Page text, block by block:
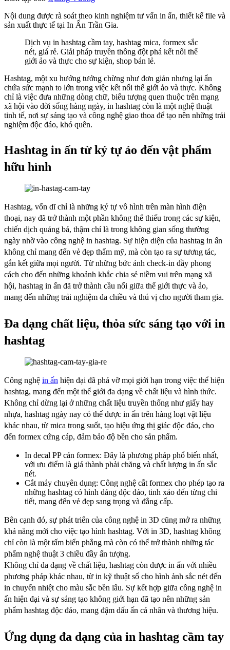
Nội dung được rà soát theo kinh nghiệm tư vấn in ấn, thiết kế file và
sản xuất thực tế tại In Ấn Trần Gia.
Dịch vụ in hashtag cầm tay, hashtag mica, formex sắc
nét, giá rẻ. Giải pháp truyền thông đột phá kết nối thế
giới ảo và thực cho sự kiện, shop bán lẻ.
Hashtag, một xu hướng tưởng chừng như đơn giản nhưng lại ẩn
chứa sức mạnh to lớn trong việc kết nối thế giới ảo và thực. Không
chỉ là việc đưa những dòng chữ, biểu tượng quen thuộc trên mạng
xã hội vào đời sống hàng ngày, in hashtag còn là một nghệ thuật
tinh tế, nơi sự sáng tạo và công nghệ giao thoa để tạo nên những trải
nghiệm độc đáo, khó quên.
Hashtag in ấn từ ký tự ảo đến vật phẩm
hữu hình
Hashtag, vốn dĩ chỉ là những ký tự vô hình trên màn hình điện
thoại, nay đã trở thành một phần không thể thiếu trong các sự kiện,
chiến dịch quảng bá, thậm chí là trong không gian sống thường
ngày nhờ vào công nghệ in hashtag. Sự hiện diện của hashtag in ấn
không chỉ mang đến vẻ đẹp thẩm mỹ, mà còn tạo ra sự tương tác,
gắn kết giữa mọi người. Từ những bức ảnh check-in đầy phong
cách cho đến những khoảnh khắc chia sẻ niềm vui trên mạng xã
hội, hashtag in ấn đã trở thành cầu nối giữa thế giới thực và ảo,
mang đến những trải nghiệm đa chiều và thú vị cho người tham gia.
Đa dạng chất liệu, thỏa sức sáng tạo với in
hashtag
Công nghệ in ấn hiện đại đã phá vỡ mọi giới hạn trong việc thể hiện
hashtag, mang đến một thế giới đa dạng về chất liệu và hình thức.
Không chỉ dừng lại ở những chất liệu truyền thống như giấy hay
nhựa, hashtag ngày nay có thể được in ấn trên hàng loạt vật liệu
khác nhau, từ mica trong suốt, tạo hiệu ứng thị giác độc đáo, cho
đến formex cứng cáp, đảm bảo độ bền cho sản phẩm.
In decal PP cán formex: Đây là phương pháp phổ biến nhất,
với ưu điểm là giá thành phải chăng và chất lượng in ấn sắc
nét.
Cắt máy chuyên dụng: Công nghệ cắt formex cho phép tạo ra
những hashtag có hình dáng độc đáo, tinh xảo đến từng chi
tiết, mang đến vẻ đẹp sang trọng và đẳng cấp.
Bên cạnh đó, sự phát triển của công nghệ in 3D cũng mở ra những
khả năng mới cho việc tạo hình hashtag. Với in 3D, hashtag không
chỉ còn là một tấm biển phẳng mà còn có thể trở thành những tác
phẩm nghệ thuật 3 chiều đầy ấn tượng.
Không chỉ đa dạng về chất liệu, hashtag còn được in ấn với nhiều
phương pháp khác nhau, từ in kỹ thuật số cho hình ảnh sắc nét đến
in chuyển nhiệt cho màu sắc bền lâu. Sự kết hợp giữa công nghệ in
ấn hiện đại và sự sáng tạo không giới hạn đã tạo nên những sản
phẩm hashtag độc đáo, mang đậm dấu ấn cá nhân và thương hiệu.
Ứng dụng đa dạng của in hashtag cầm tay